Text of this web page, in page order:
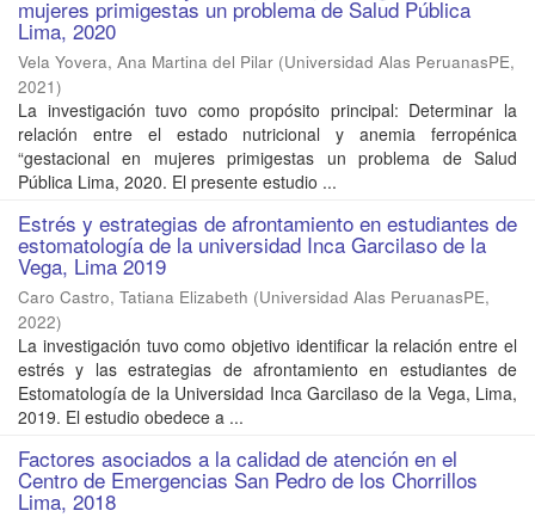
mujeres primigestas un problema de Salud Pública
Lima, 2020
Vela Yovera, Ana Martina del Pilar (Universidad Alas PeruanasPE,
2021)
La investigación tuvo como propósito principal: Determinar la
relación entre el estado nutricional y anemia ferropénica
“gestacional en mujeres primigestas un problema de Salud
Pública Lima, 2020. El presente estudio ...
Estrés y estrategias de afrontamiento en estudiantes de
estomatología de la universidad Inca Garcilaso de la
Vega, Lima 2019
Caro Castro, Tatiana Elizabeth (Universidad Alas PeruanasPE,
2022)
La investigación tuvo como objetivo identificar la relación entre el
estrés y las estrategias de afrontamiento en estudiantes de
Estomatología de la Universidad Inca Garcilaso de la Vega, Lima,
2019. El estudio obedece a ...
Factores asociados a la calidad de atención en el
Centro de Emergencias San Pedro de los Chorrillos
Lima, 2018